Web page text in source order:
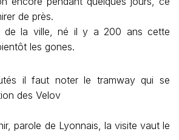
de près.
de la ville, né il y a 200 ans cette
les gones.
il faut noter le tramway qui se
des Velov
parole de Lyonnais, la visite vaut le